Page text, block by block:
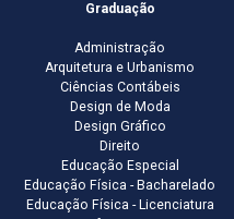
Graduação
Administração
Arquitetura e Urbanismo
Ciências Contábeis
Design de Moda
Design Gráfico
Direito
Educação Especial
Educação Física - Bacharelado
Educação Física - Licenciatura